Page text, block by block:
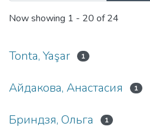
Now showing 1 - 20 of 24
Tonta, Yaşar 1
Айдакова, Анастасия 1
Бриндзя, Ольга 1